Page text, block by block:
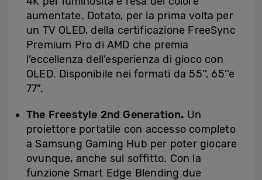
aumentate. Dotato, per la prima volta per
un TV OLED, della certificazione FreeSync
Premium Pro di AMD che premia
l’eccellenza dell’esperienza di gioco con
OLED. Disponibile nei formati da 55’’, 65’’e
77”.
The Freestyle 2nd Generation. Un
proiettore portatile con accesso completo
a Samsung Gaming Hub per poter giocare
ovunque, anche sul soffitto. Con la
funzione Smart Edge Blending due